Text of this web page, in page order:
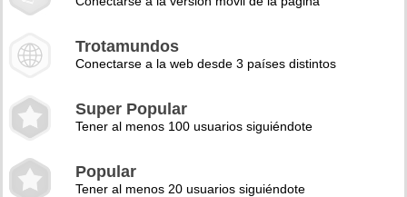
Trotamundos
Conectarse a la web desde 3 países distintos
Super Popular
Tener al menos 100 usuarios siguiéndote
Popular
Tener al menos 20 usuarios siguiéndote